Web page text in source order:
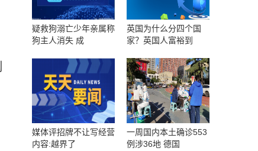
疑救狗溺亡少年亲属称
狗主人消失 成
英国为什么分四个国
家？英国人富裕到
媒体评招牌不让写经营
内容:越界了
一周国内本土确诊553
例涉36地 德国